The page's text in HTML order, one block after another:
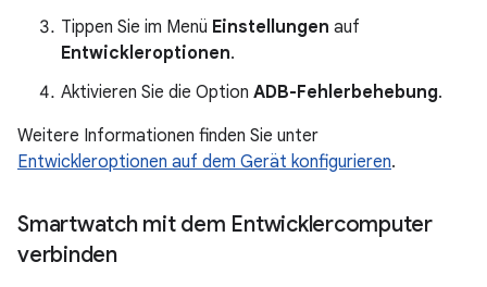
Tippen Sie im Menü Einstellungen auf
Entwickleroptionen.
Aktivieren Sie die Option ADB-Fehlerbehebung.
Weitere Informationen finden Sie unter
Entwickleroptionen auf dem Gerät konfigurieren.
Smartwatch mit dem Entwicklercomputer
verbinden